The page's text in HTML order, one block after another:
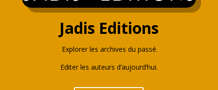
Jadis Editions
Explorer les archives du passé.
Editer les auteurs d’aujourd’hui.